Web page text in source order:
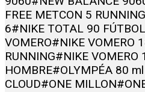
FREE METCON 5 RUNNING
6#NIKE TOTAL 90
VOMERO#NIKE VOMERO
RUNNING#NIKE VOMERO
HOMBRE#OLYMPÉA 80
CLOUD#ONE MILLON